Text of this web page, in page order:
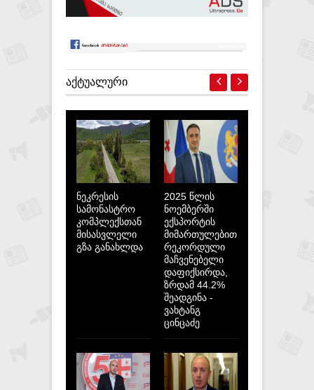
ᲐᲥᲢᲣᲐᲚᲣᲠᲘ
ნეკრესის
სამონასტრო
კომპლექსთან
მისასვლელი
გზა განახლდა
2025 წლის
ნოემბერში
ექსპორტის
მიმართულებით
რეკორდული
მაჩვენებელი
დაფიქსირდა,
ზრდამ 44.2%
შეადგინა -
ვახტანგ
ცინცაძე